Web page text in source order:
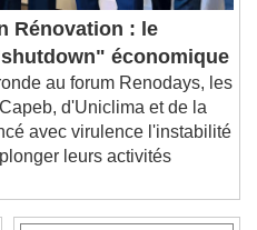
Escape will cancel
Rénovation : le
économique
au forum Renodays, les
d'Uniclima et de la
avec virulence l'instabilité
leurs activités